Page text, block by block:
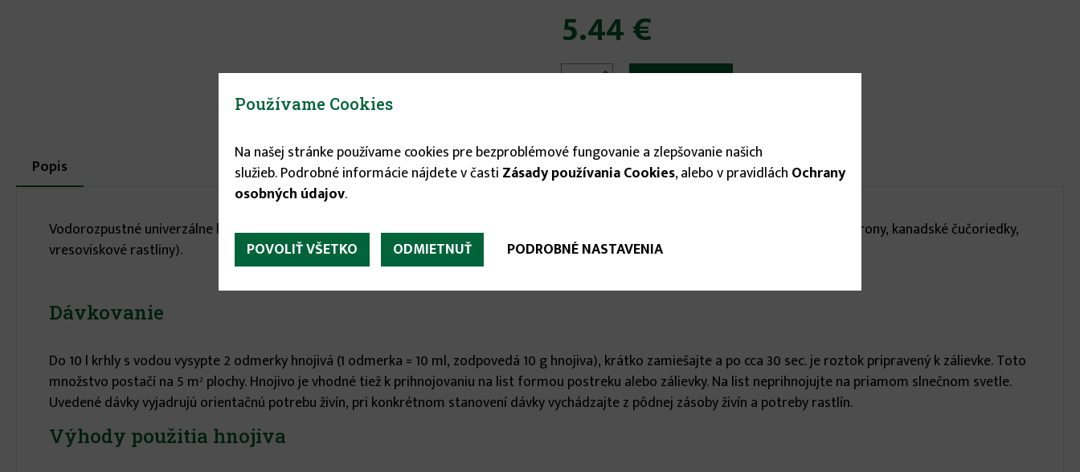
5.44 €

More
infos
Popis
karta)
Vodorozpustné univerzálne hnojivo bez obsahu vápnika s mikroprvkami, vhodné na prihnojovanie kyslomilných rastlín (azalky, rododendrony, kanadské čučoriedky,
vresoviskové rastliny).
Dávkovanie
Do 10 l krhly s vodou vysypte 2 odmerky hnojivá (1 odmerka = 10 ml, zodpovedá 10 g hnojiva), krátko zamiešajte a po cca 30 sec. je roztok pripravený k zálievke. Toto
množstvo postačí na 5 m2 plochy. Hnojivo je vhodné tiež k prihnojovaniu na list formou postreku alebo zálievky. Na list neprihnojujte na priamom slnečnom svetle.
Uvedené dávky vyjadrujú orientačnú potrebu živín, pri konkrétnom stanovení dávky vychádzajte z pôdnej zásoby živín a potreby rastlín.
Výhody použitia hnojiva
Používame Cookies
Na našej stránke používame cookies pre bezproblémové fungovanie a zlepšovanie našich
služieb. Podrobné informácie nájdete v časti Zásady používania Cookies, alebo v pravidlách Ochrany
osobných údajov.
POVOLIŤ VŠETKO ODMIETNUŤ PODROBNÉ NASTAVENIA